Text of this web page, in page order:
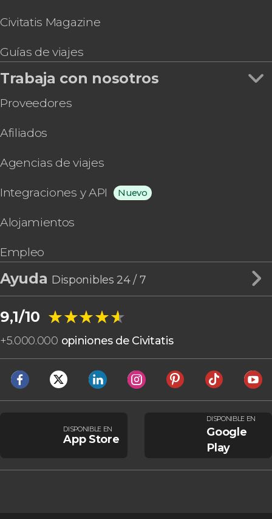
Civitatis Magazine
Guías de viajes
Trabaja con nosotros
Proveedores
Afiliados
Agencias de viajes
Integraciones y API Nuevo
Alojamientos
Empleo
Ayuda Disponibles 24 / 7
9,1/10 ★★★★★
★★★★★
+5.000.000 opiniones de Civitatis
DISPONIBLE EN
App Store
DISPONIBLE EN
Google
Play